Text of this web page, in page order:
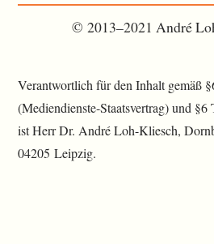
© 2013–2021 André
Verantwortlich für den Inhalt gemäß
(Mediendienste-Staatsvertrag) und
ist Herr Dr. André Loh-Kliesch,
04205 Leipzig.